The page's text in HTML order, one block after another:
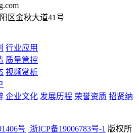
区金秋大道41号
行业应用
质量管控
视频赏析
企业文化 发展历程 荣誉资质 招贤纳
号 浙ICP备19006783号-1 版权所